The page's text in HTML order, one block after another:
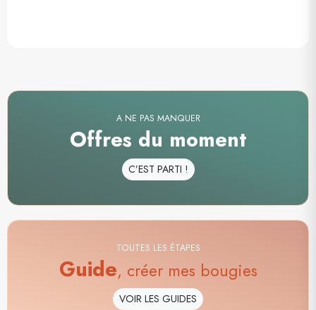
A NE PAS MANQUER
Offres du moment
C’EST PARTI !
TOUTES LES ÉTAPES
Guide, créer mes bougies
VOIR LES GUIDES